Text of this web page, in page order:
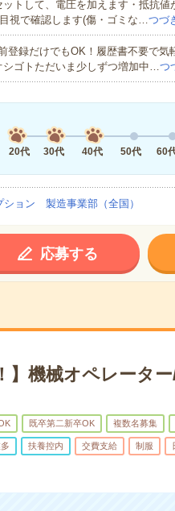
ットして、電圧を加えます・抵抗
視で確認します(傷・ゴミな…つづ
登録だけでもOK！履歴書不要で
ゴトただいま少しずつ増加中…つ
20代
30代 40代 50代 60
ション 製造事業部（全国）
応募する
】機械オペレータ
既卒第二新卒OK 複数名募集
扶養控内 交費支給 制服